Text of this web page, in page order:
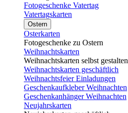
Fotogeschenke Vatertag
Vatertagskarten
Ostern
Osterkarten
Fotogeschenke zu Ostern
Weihnachtskarten
Weihnachtskarten selbst gestalten
Weihnachtskarten geschäftlich
Weihnachtsfeier Einladungen
Geschenkaufkleber Weihnachten
Geschenkanhänger Weihnachten
Neujahrskarten